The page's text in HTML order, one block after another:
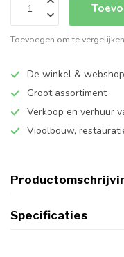
Toevoegen om te vergelijken
De winkel &
Groot assortiment
Verkoop en verhuur
Vioolbouw,
Specificaties